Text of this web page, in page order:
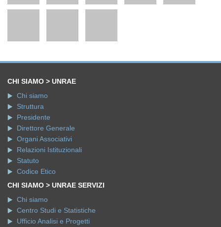
CHI SIAMO > UNRAE
Chi siamo
Struttura
Presidente
Direttore Generale
Organi Associativi
Relazioni Istituzionali
Statuto
Codice Etico
CHI SIAMO > UNRAE SERVIZI
Chi siamo
Centro Studi e Statistiche
Ufficio Analisi e Progetti